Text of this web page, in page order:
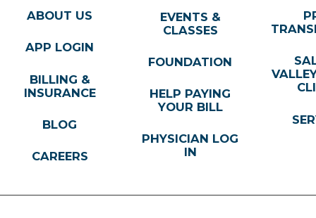
ABOUT US
APP LOGIN
BILLING &
INSURANCE
BLOG
CAREERS
EVENTS &
CLASSES
FOUNDATION
HELP PAYING
YOUR BILL
PHYSICIAN LOG
IN